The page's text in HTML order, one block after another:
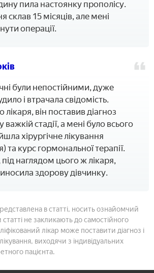
пила настоянку прополісу.
склав 15 місяців, але мені
операції.
були непостійними, дуже
і втрачала свідомість.
лікаря, він поставив діагноз
важкій стадії, а мені було всього
хірургічне лікування
та курс гормональної терапії.
наглядом цього ж лікаря,
здорову дівчинку.
в статті, носить ознайомчий
не закликають до самостійного
лікар може поставити діагноз і
виходячи з індивідуальних
пацієнта.